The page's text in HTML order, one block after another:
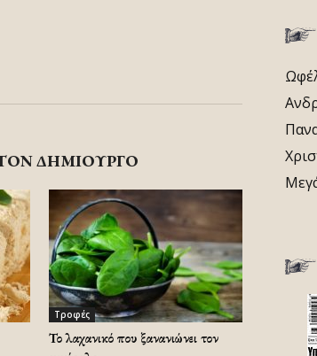
ΔΗΜΙΟΥΡΓΟ
Τροφές
Το λαχανικό που ξανανιώνει τον